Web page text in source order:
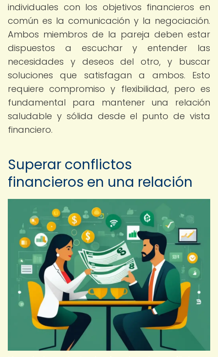
individuales con los objetivos financieros en
común es la comunicación y la negociación.
Ambos miembros de la pareja deben estar
dispuestos a escuchar y entender las
necesidades y deseos del otro, y buscar
soluciones que satisfagan a ambos. Esto
requiere compromiso y flexibilidad, pero es
fundamental para mantener una relación
saludable y sólida desde el punto de vista
financiero.
Superar conflictos
financieros en una relación